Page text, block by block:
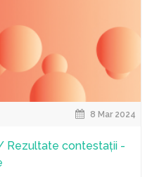
8 Mar 2024
Rezultate contestații -